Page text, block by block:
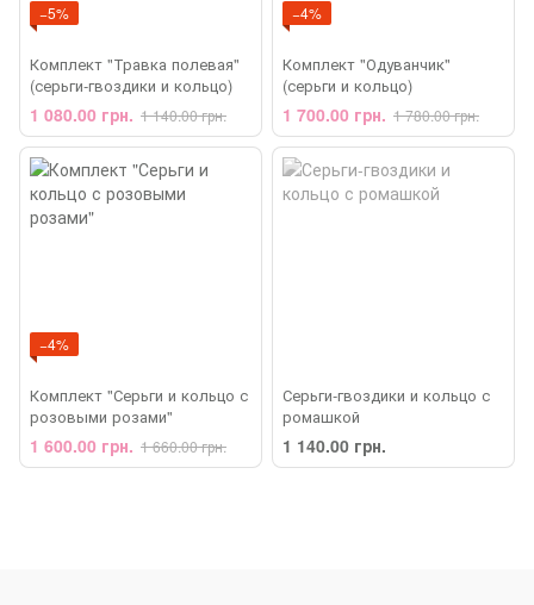
−5%
Комплект "Травка полевая"
(серьги-гвоздики и кольцо)
1 080.00 грн. 1 140.00 грн.
−4%
Комплект "Одуванчик"
(серьги и кольцо)
1 700.00 грн. 1 780.00 грн.
−4%
Комплект "Серьги и кольцо с
розовыми розами"
1 600.00 грн. 1 660.00 грн.
Серьги-гвоздики и кольцо с
ромашкой
1 140.00 грн.